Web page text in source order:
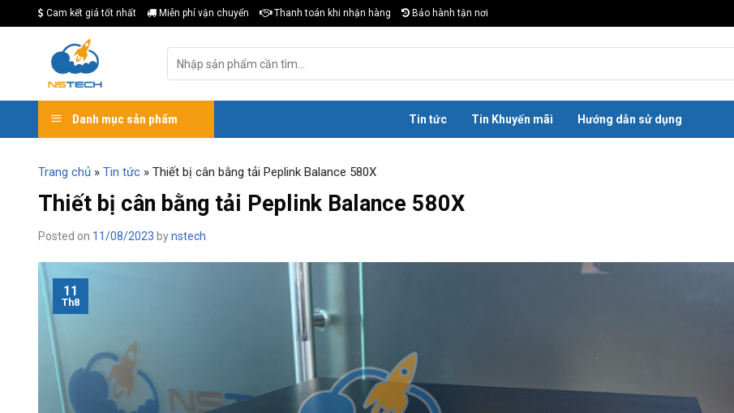
to
Cam kết giá tốt nhất Miễn phí vận chuyển Thanh toán khi nhận hàng Bảo hành tận nơi
kiếm:
Danh mục sản phẩm Tin tức Tin Khuyến mãi Hướng dẫn sử dụng
Trang chủ » Tin tức » Thiết bị cân bằng tải Peplink Balance 580X
Thiết bị cân bằng tải Peplink Balance 580X
Posted on 11/08/2023 bynstech
11
Th8